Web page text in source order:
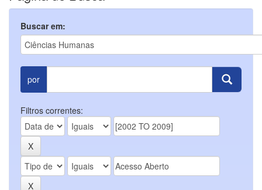
Buscar em:
por
Filtros correntes: